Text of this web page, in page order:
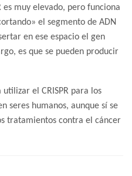
es muy elevado, pero funciona
el segmento de ADN
en ese espacio el gen
es que se pueden producir
el CRISPR para los
seres humanos, aunque sí se
tratamientos contra el cáncer